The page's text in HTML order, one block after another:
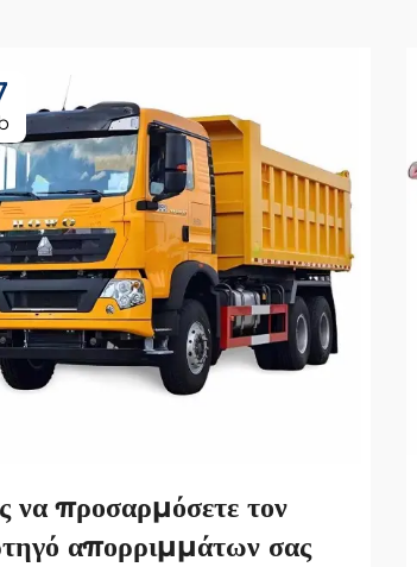
να προσαρμόσετε τον
απορριμμάτων σας